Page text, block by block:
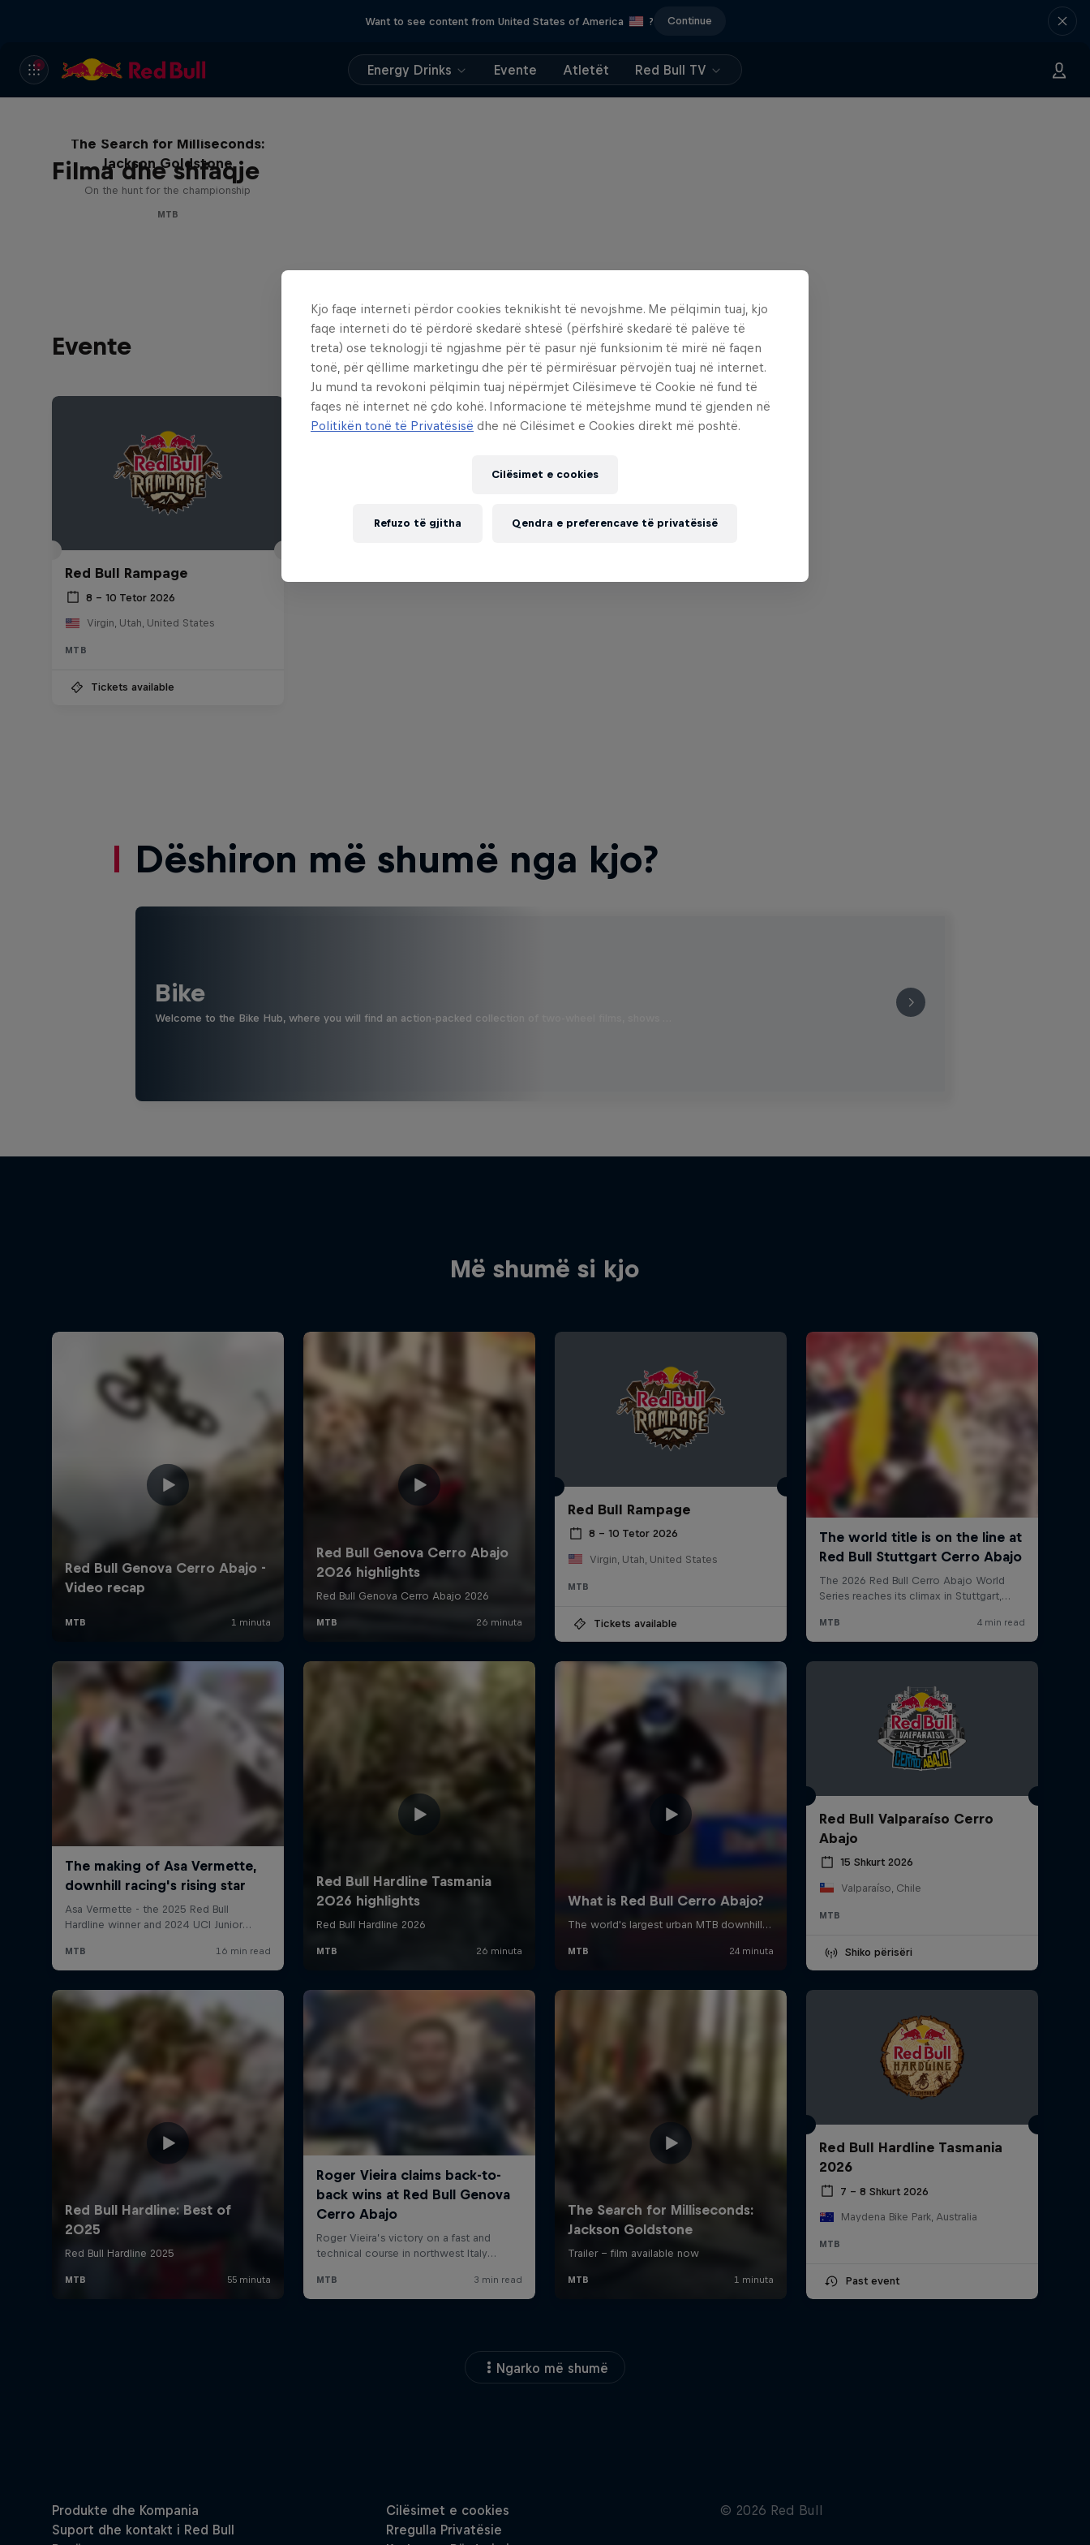
Want to see content from United States of America ? Continue
Energy Drinks Evente Atletët Red Bull TV
Filma dhe shfaqje
The Search for Milliseconds:
Jackson Goldstone
On the hunt for the championship
MTB
Evente
Red Bull Rampage
8 – 10 Tetor 2026
Virgin, Utah, United States
MTB
Tickets available
Dëshiron më shumë nga kjo?
Bike
Welcome to the Bike Hub, where you will find an action-packed collection of two-wheel films, shows …
Më shumë si kjo
Red Bull Rampage
8 – 10 Tetor 2026
Virgin, Utah, United States
MTB
Tickets available
Red Bull Valparaíso Cerro
Abajo
15 Shkurt 2026
Valparaíso, Chile
MTB
Shiko përisëri
Red Bull Hardline Tasmania
2026
7 – 8 Shkurt 2026
Maydena Bike Park, Australia
MTB
Past event
Ngarko më shumë
Kjo faqe interneti përdor cookies teknikisht të nevojshme. Me pëlqimin tuaj, kjo
faqe interneti do të përdorë skedarë shtesë (përfshirë skedarë të palëve të
treta) ose teknologji të ngjashme për të pasur një funksionim të mirë në faqen
tonë, për qëllime marketingu dhe për të përmirësuar përvojën tuaj në internet.
Ju mund ta revokoni pëlqimin tuaj nëpërmjet Cilësimeve të Cookie në fund të
faqes në internet në çdo kohë. Informacione të mëtejshme mund të gjenden në
Politikën tonë të Privatësisë dhe në Cilësimet e Cookies direkt më poshtë.
Cilësimet e cookies
Refuzo të gjitha Qendra e preferencave të privatësisë